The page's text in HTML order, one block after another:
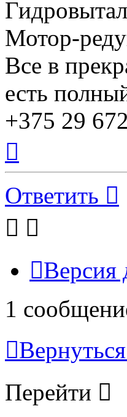
Мотор-
Все в
есть
+375 29
началу
Ответить
Версия
1
Перейти